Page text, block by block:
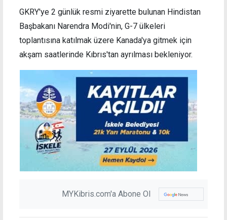
GKRY'ye 2 günlük resmi ziyarette bulunan Hindistan
Başbakanı Narendra Modi'nin, G-7 ülkeleri
toplantısına katılmak üzere Kanada'ya gitmek için
akşam saatlerinde Kıbrıs'tan ayrılması bekleniyor.
MYKibris.com'a Abone Ol